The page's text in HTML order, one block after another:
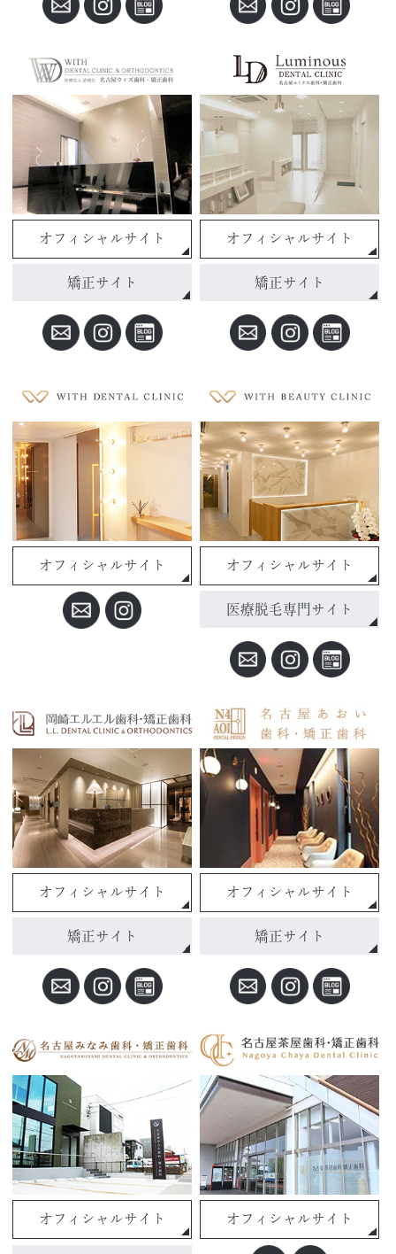
オフィシャルサイト
矯正サイト
オフィシャルサイト
矯正サイト
オフィシャルサイト オフィシャルサイト
医療脱毛専門サイト
オフィシャルサイト
矯正サイト
オフィシャルサイト
矯正サイト
オフィシャルサイト オフィシャルサイト